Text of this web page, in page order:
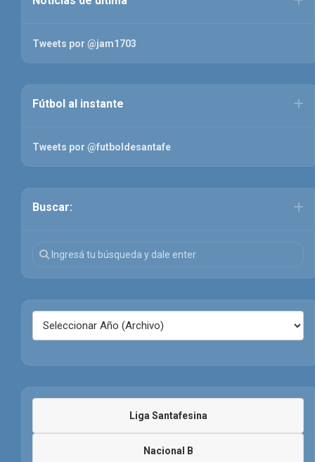
Tweets por @jam1703
Fútbol al instante
Tweets por @futboldesantafe
Buscar:
Liga Santafesina
Nacional B